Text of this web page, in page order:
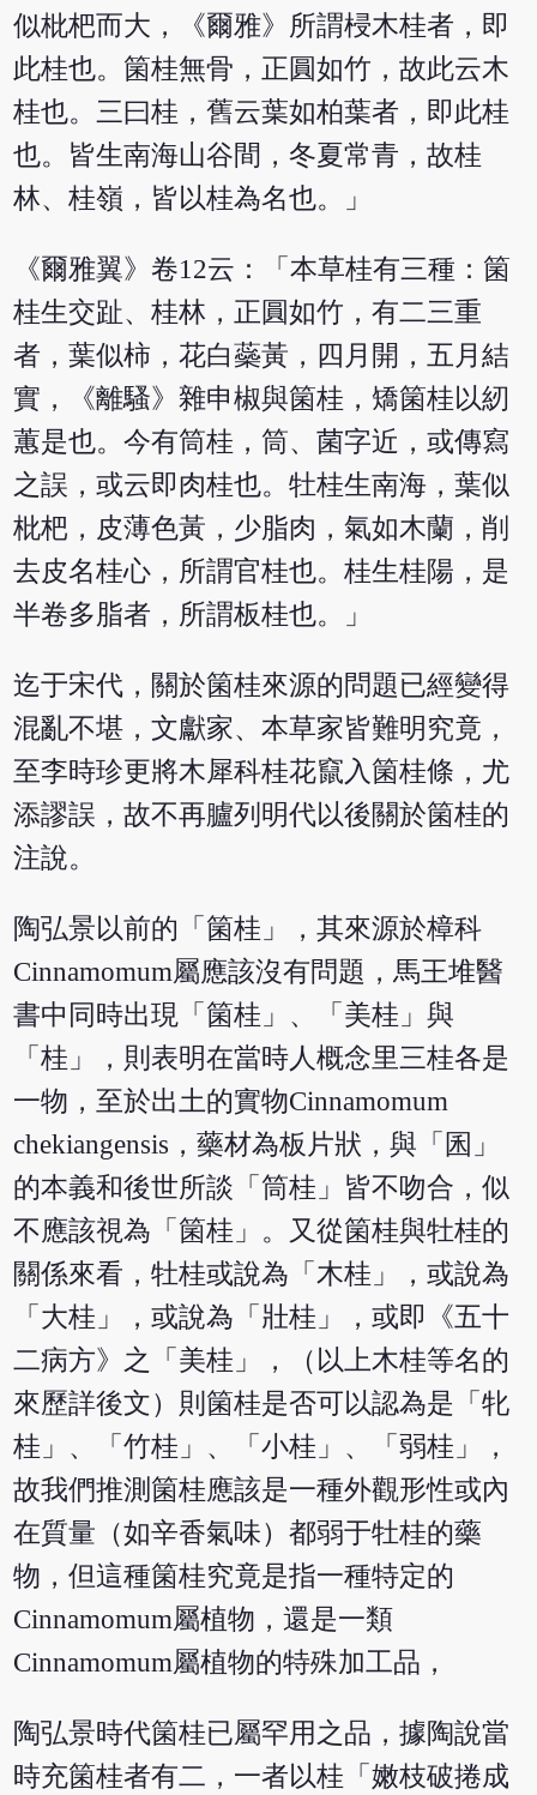
似枇杷而大，《爾雅》所謂梫木桂者，即
此桂也。箘桂無骨，正圓如竹，故此云木
桂也。三曰桂，舊云葉如柏葉者，即此桂
也。皆生南海山谷間，冬夏常青，故桂
林、桂嶺，皆以桂為名也。」
《爾雅翼》卷12云：「本草桂有三種：箘
桂生交趾、桂林，正圓如竹，有二三重
者，葉似柿，花白蘂黃，四月開，五月結
實，《離騷》雜申椒與箘桂，矯箘桂以紉
蕙是也。今有筒桂，筒、菌字近，或傳寫
之誤，或云即肉桂也。牡桂生南海，葉似
枇杷，皮薄色黃，少脂肉，氣如木蘭，削
去皮名桂心，所謂官桂也。桂生桂陽，是
半卷多脂者，所謂板桂也。」
迄于宋代，關於箘桂來源的問題已經變得
混亂不堪，文獻家、本草家皆難明究竟，
至李時珍更將木犀科桂花竄入箘桂條，尤
添謬誤，故不再臚列明代以後關於箘桂的
注說。
陶弘景以前的「箘桂」，其來源於樟科
Cinnamomum屬應該沒有問題，馬王堆醫
書中同時出現「箘桂」、「美桂」與
「桂」，則表明在當時人概念里三桂各是
一物，至於出土的實物Cinnamomum
chekiangensis，藥材為板片狀，與「囷」
的本義和後世所談「筒桂」皆不吻合，似
不應該視為「箘桂」。又從箘桂與牡桂的
關係來看，牡桂或說為「木桂」，或說為
「大桂」，或說為「壯桂」，或即《五十
二病方》之「美桂」，（以上木桂等名的
來歷詳後文）則箘桂是否可以認為是「牝
桂」、「竹桂」、「小桂」、「弱桂」，
故我們推測箘桂應該是一種外觀形性或內
在質量（如辛香氣味）都弱于牡桂的藥
物，但這種箘桂究竟是指一種特定的
Cinnamomum屬植物，還是一類
Cinnamomum屬植物的特殊加工品，
陶弘景時代箘桂已屬罕用之品，據陶說當
時充箘桂者有二，一者以桂「嫩枝破捲成